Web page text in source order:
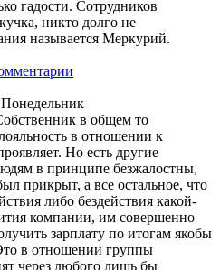
гадости. Сотрудников
никто долго не
называется Меркурий.
в общем то
в отношении к
Но есть другие
в принципе безжалостны,
прикрыт, а все остальное, что
либо бездействия какой-
компании, им совершенно
зарплату по итогам якобы
в отношении группы
через любого лишь бы